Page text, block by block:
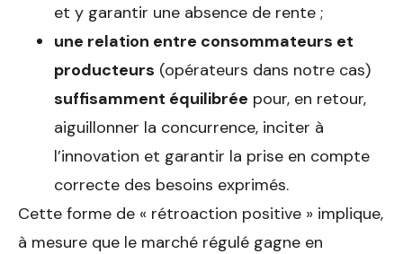
et y garantir une absence de rente ;
une relation entre consommateurs et
producteurs (opérateurs dans notre cas)
suffisamment équilibrée pour, en retour,
aiguillonner la concurrence, inciter à
l’innovation et garantir la prise en compte
correcte des besoins exprimés.
Cette forme de « rétroaction positive » implique,
à mesure que le marché régulé gagne en